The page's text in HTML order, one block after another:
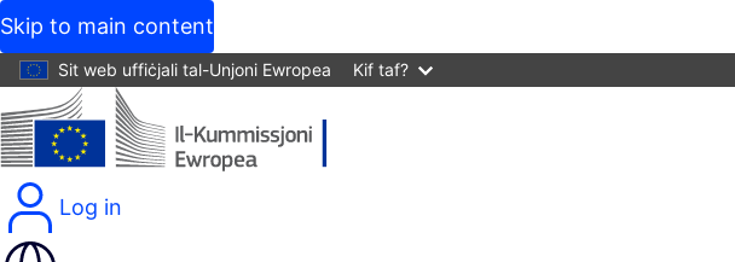
Skip to main content
Sit web uffiċjali tal-Unjoni Ewropea Kif taf?
Log in